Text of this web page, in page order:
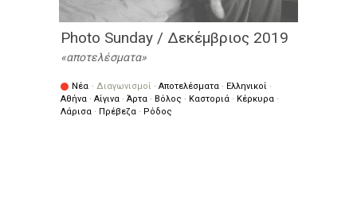
Photo Sunday / Δεκέμβριος 2019
αποτελέσματα
Νέα · Διαγωνισμοί · Αποτελέσματα · Ελληνικοί ·
Αθήνα · Αίγινα · Άρτα · Βόλος · Καστοριά · Κέρκυρα ·
Λάρισα · Πρέβεζα · Ρόδος